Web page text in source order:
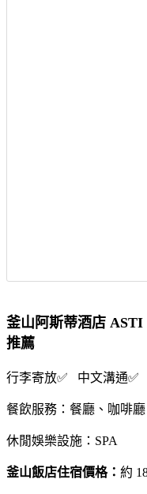
釜山阿斯蒂酒店 ASTI
推薦
行李寄放✅ 中文溝通✅
餐飲服務：餐廳、咖啡
休閒娛樂設施：SPA
釜山飯店住宿價格： 約